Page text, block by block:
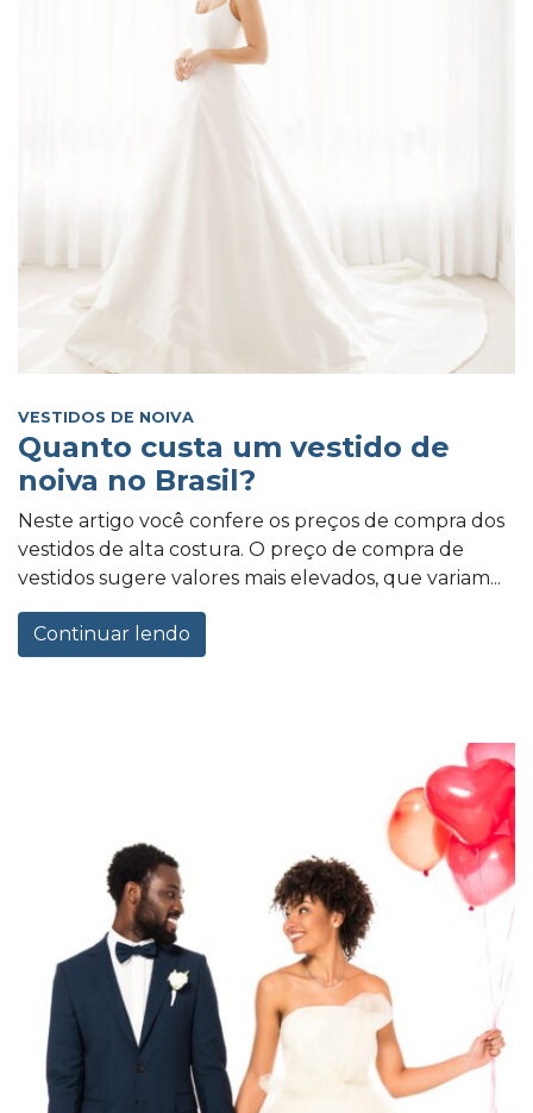
VESTIDOS DE NOIVA
Quanto custa um vestido de
noiva no Brasil?
Neste artigo você confere os preços de compra dos
vestidos de alta costura. O preço de compra de
vestidos sugere valores mais elevados, que variam...
Continuar lendo